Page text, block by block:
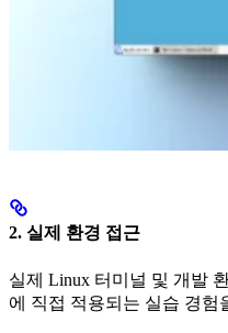
2. 실제 환경 접근
실제 Linux 터미널 및 개발
에 직접 적용되는 실습 경험